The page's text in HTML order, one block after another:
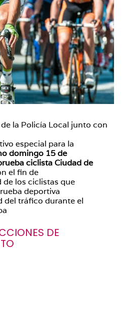
la Policía Local junto con
especial para la
domingo 15 de
ciclista Ciudad de
el fin de
de los ciclistas que
deportiva
del tráfico durante el
DE